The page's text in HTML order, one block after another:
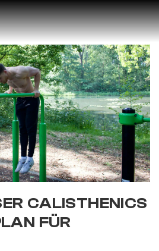
CALISTHENICS
FÜR